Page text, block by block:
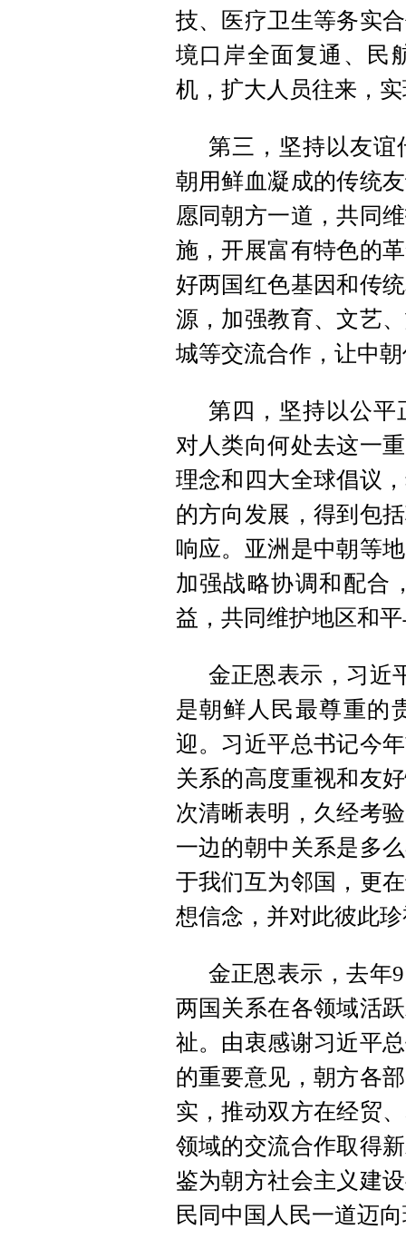
技、医疗卫生等务实
境口岸全面复通、民
机，扩大人员往来，
第三，坚持以友
朝用鲜血凝成的传统
愿同朝方一道，共同
施，开展富有特色的
好两国红色基因和传
源，加强教育、文艺
城等交流合作，让中
第四，坚持以公
对人类向何处去这一
理念和四大全球倡议
的方向发展，得到包
响应。亚洲是中朝等
加强战略协调和配合
益，共同维护地区和
金正恩表示，习近
是朝鲜人民最尊重的
迎。习近平总书记今
关系的高度重视和友
次清晰表明，久经考
一边的朝中关系是多
于我们互为邻国，更
想信念，并对此彼此
金正恩表示，去年
两国关系在各领域活
祉。由衷感谢习近平
的重要意见，朝方各
实，推动双方在经贸
领域的交流合作取得
鉴为朝方社会主义建
民同中国人民一道迈